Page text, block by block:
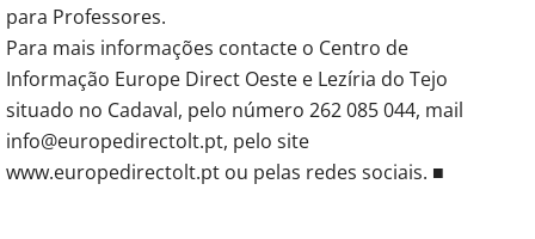
para Professores.
Para mais informações contacte o Centro de
Informação Europe Direct Oeste e Lezíria do Tejo
situado no Cadaval, pelo número 262 085 044, mail
info@europedirectolt.pt, pelo site
www.europedirectolt.pt ou pelas redes sociais. ■